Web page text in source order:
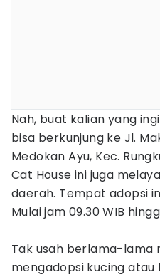
Nah, buat kalian yang
bisa berkunjung ke Jl.
Medokan Ayu, Kec.
Cat House ini juga
daerah. Tempat adopsi
Mulai jam 09.30 WIB
Tak usah berlama-lama
mengadopsi kucing atau